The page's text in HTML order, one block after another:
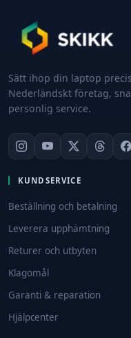
Sätt ihop din laptop
Nederländskt företag,
personlig service.
KUNDSERVICE
Beställning och betalning
Leverera upphämtning
Returer och utbyten
Klagomål
Garanti & reparation
Hjälpcenter